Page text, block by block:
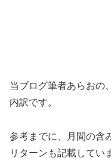
当ブログ筆者あらおの
内訳です。
参考までに、月間の含
リターンも記載してい